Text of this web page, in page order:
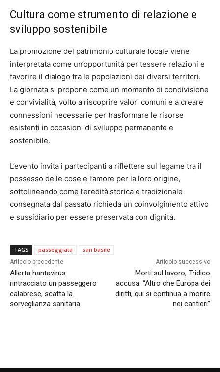
Cultura come strumento di relazione e
sviluppo sostenibile
La promozione del patrimonio culturale locale viene
interpretata come un’opportunità per tessere relazioni e
favorire il dialogo tra le popolazioni dei diversi territori.
La giornata si propone come un momento di condivisione
e convivialità, volto a riscoprire valori comuni e a creare
connessioni necessarie per trasformare le risorse
esistenti in occasioni di sviluppo permanente e
sostenibile.
L’evento invita i partecipanti a riflettere sul legame tra il
possesso delle cose e l’amore per la loro origine,
sottolineando come l’eredità storica e tradizionale
consegnata dal passato richieda un coinvolgimento attivo
e sussidiario per essere preservata con dignità.
TAGS passeggiata san basile
Articolo precedente
Allerta hantavirus:
rintracciato un passeggero
calabrese, scatta la
sorveglianza sanitaria
Articolo successivo
Morti sul lavoro, Tridico
accusa: “Altro che Europa dei
diritti, qui si continua a morire
nei cantieri”